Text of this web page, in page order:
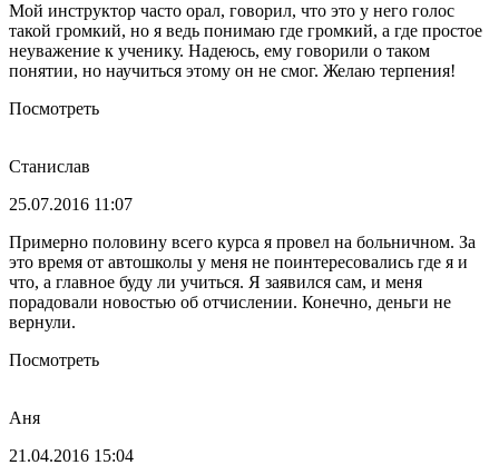
Мой инструктор часто орал, говорил, что это у него голос
такой громкий, но я ведь понимаю где громкий, а где простое
неуважение к ученику. Надеюсь, ему говорили о таком
понятии, но научиться этому он не смог. Желаю терпения!
Посмотреть
Станислав
25.07.2016 11:07
Примерно половину всего курса я провел на больничном. За
это время от автошколы у меня не поинтересовались где я и
что, а главное буду ли учиться. Я заявился сам, и меня
порадовали новостью об отчислении. Конечно, деньги не
вернули.
Посмотреть
Аня
21.04.2016 15:04